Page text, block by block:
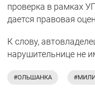
проверка в рамках
дается правовая
К слову,
нарушительнице не
#ОЛЬШАНКА